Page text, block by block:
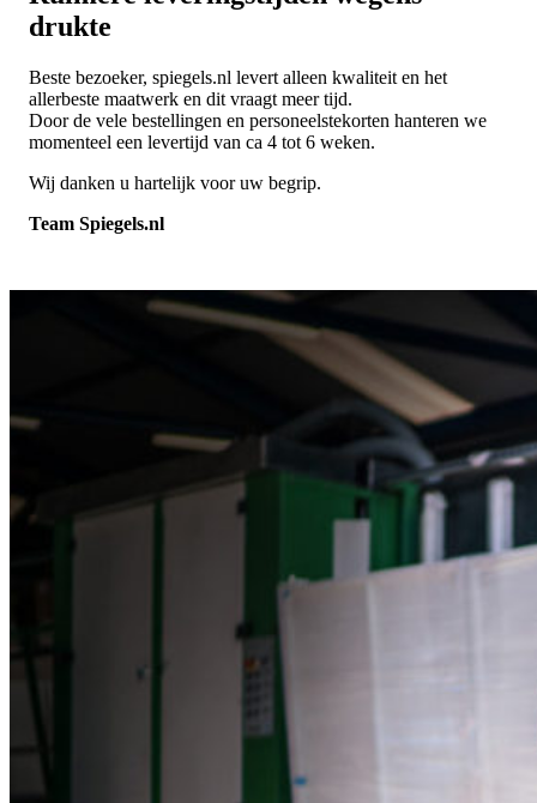
drukte
Beste bezoeker, spiegels.nl levert alleen kwaliteit en het
allerbeste maatwerk en dit vraagt meer tijd.
Door de vele bestellingen en personeelstekorten hanteren we
momenteel een levertijd van ca 4 tot 6 weken.
Wij danken u hartelijk voor uw begrip.
Team Spiegels.nl